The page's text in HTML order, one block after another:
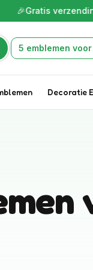
Gratis verzending
5 emblemen
Decoratie